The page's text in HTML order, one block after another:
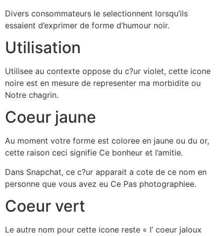
Divers consommateurs le selectionnent lorsqu’ils
essaient d’exprimer de forme d’humour noir.
Utilisation
Utilisee au contexte oppose du c?ur violet, cette icone
noire est en mesure de representer ma morbidite ou
Notre chagrin.
Coeur jaune
Au moment votre forme est coloree en jaune ou du or,
cette raison ceci signifie Ce bonheur et l’amitie.
Dans Snapchat, ce c?ur apparait a cote de ce nom en
personne que vous avez eu Ce Pas photographiee.
Coeur vert
Le autre nom pour cette icone reste « l’ coeur jaloux